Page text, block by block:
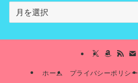
archives
ホーム プライバシーポリシー